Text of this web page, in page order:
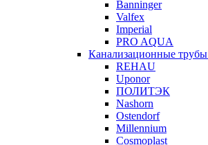
Banninger
Valfex
Imperial
PRO AQUA
Канализационные трубы
REHAU
Uponor
ПОЛИТЭК
Nashorn
Ostendorf
Millennium
Cosmoplast